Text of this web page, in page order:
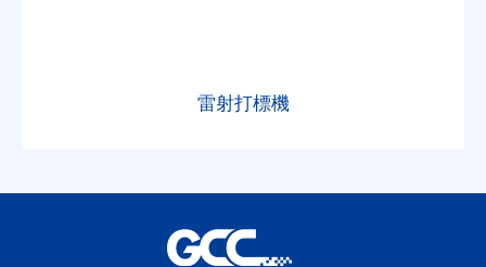
雷射打標機